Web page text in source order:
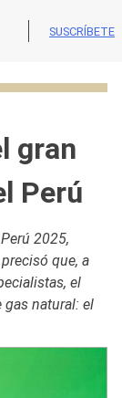
SUSCRÍBETE
gran
Perú
2025,
que, a
el
gas natural: el